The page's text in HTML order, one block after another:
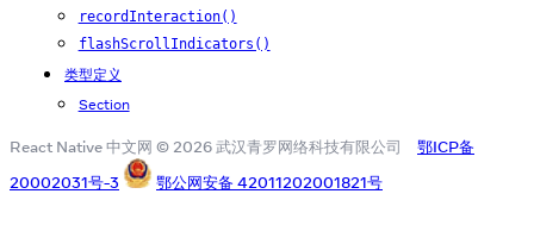
recordInteraction()
flashScrollIndicators()
类型定义
Section
React Native 中文网 © 2026 武汉青罗网络科技有限公司
鄂ICP备
20002031号-3
鄂公网安备 42011202001821号